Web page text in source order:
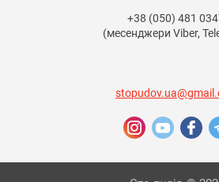
+38 (050) 481
(месенджери Viber,